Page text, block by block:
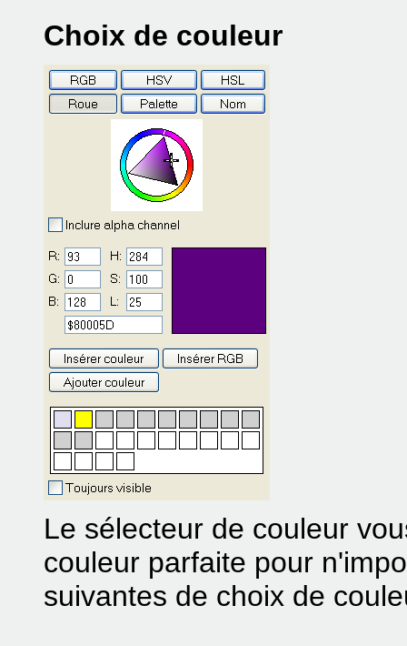
Choix de couleur
Le sélecteur de couleur
couleur parfaite pour
suivantes de choix de